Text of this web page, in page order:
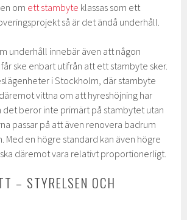
om ett stambyte klassas som ett
så är det ändå underhåll.
underhåll innebär även att någon
ske enbart utifrån att ett stambyte sker.
i Stockholm, där stambyte
vittna om att hyreshöjning har
det beror inte primärt på stambytet utan
passar på att även renovera badrum
Med en högre standard kan även högre
däremot vara relativt proportionerligt.
– STYRELSEN OCH